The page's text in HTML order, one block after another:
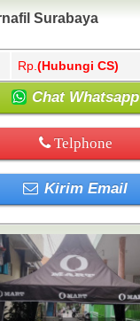
Surabaya
Rp. (Hubungi CS)
Chat Whatsapp
Telphone
Kirim Email